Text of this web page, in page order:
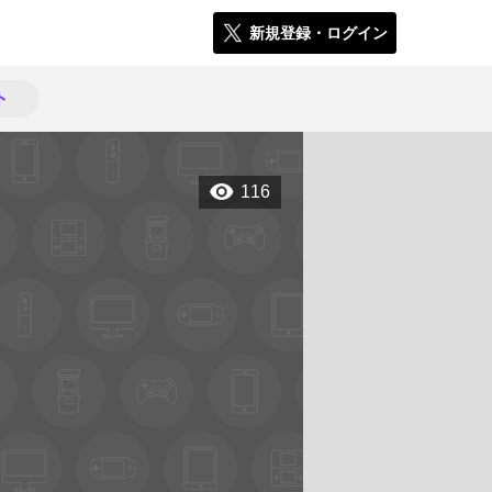
新規登録・ログイン
116